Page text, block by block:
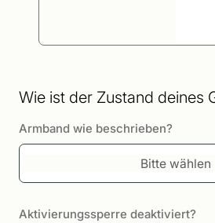
Wie ist der Zustand deines
Armband wie beschrieben?
Bitte wählen
Aktivierungssperre deaktiviert?